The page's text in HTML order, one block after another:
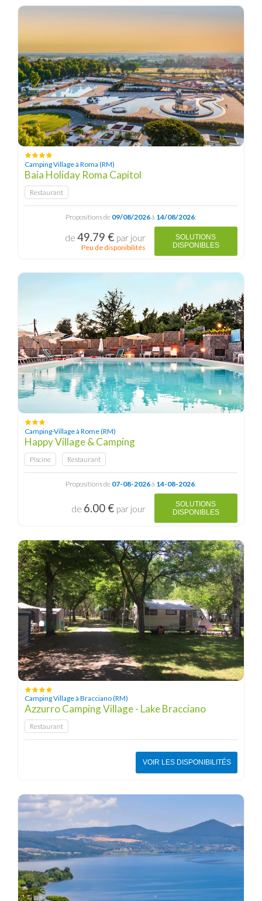
Camping Village à Roma (RM)
Baia Holiday Roma Capitol
Restaurant
Propositions de 09/08/2026à 14/08/2026:
de 49.79 € par jour
Peu de disponibilités
SOLUTIONS
DISPONIBLES
Camping-Village à Rome (RM)
Happy Village & Camping
Piscine Restaurant
Propositions de 07-08-2026à 14-08-2026:
de 6.00 € par jour
SOLUTIONS
DISPONIBLES
Camping Village à Bracciano (RM)
Azzurro Camping Village - Lake Bracciano
Restaurant
VOIR LES DISPONIBILITÉS